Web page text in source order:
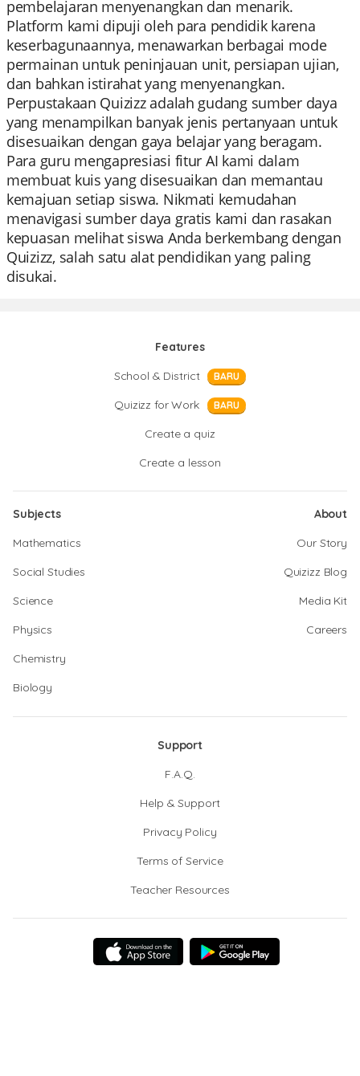
pembelajaran menyenangkan dan menarik.
Platform kami dipuji oleh para pendidik karena
keserbagunaannya, menawarkan berbagai mode
permainan untuk peninjauan unit, persiapan ujian,
dan bahkan istirahat yang menyenangkan.
Perpustakaan Quizizz adalah gudang sumber daya
yang menampilkan banyak jenis pertanyaan untuk
disesuaikan dengan gaya belajar yang beragam.
Para guru mengapresiasi fitur AI kami dalam
membuat kuis yang disesuaikan dan memantau
kemajuan setiap siswa. Nikmati kemudahan
menavigasi sumber daya gratis kami dan rasakan
kepuasan melihat siswa Anda berkembang dengan
Quizizz, salah satu alat pendidikan yang paling
disukai.
Features
School & District
BARU
Quizizz for Work BARU
Create a quiz
Create a lesson
Subjects
Mathematics
Social Studies
Science
Physics
Chemistry
Biology
About
Our Story
Quizizz Blog
Media Kit
Careers
Support
F.A.Q.
Help & Support
Privacy Policy
Terms of Service
Teacher Resources